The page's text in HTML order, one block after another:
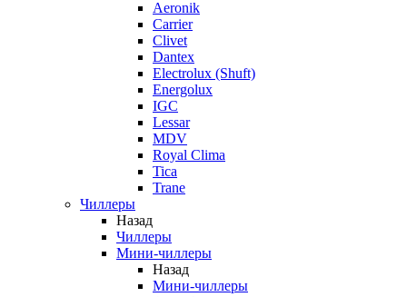
Aeronik
Carrier
Clivet
Dantex
Electrolux (Shuft)
Energolux
IGC
Lessar
MDV
Royal Clima
Tica
Trane
Чиллеры
Назад
Чиллеры
Мини-чиллеры
Назад
Мини-чиллеры